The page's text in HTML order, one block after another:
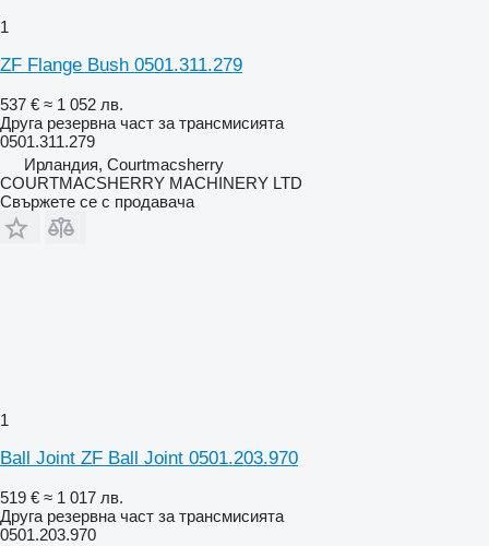
1
ZF Flange Bush 0501.311.279
537 € ≈ 1 052 лв.
Друга резервна част за трансмисията
0501.311.279
Ирландия, Courtmacsherry
COURTMACSHERRY MACHINERY LTD
Свържете се с продавача
1
Ball Joint ZF Ball Joint 0501.203.970
519 € ≈ 1 017 лв.
Друга резервна част за трансмисията
0501.203.970